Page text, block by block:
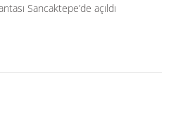
Sancaktepe’de açıldı